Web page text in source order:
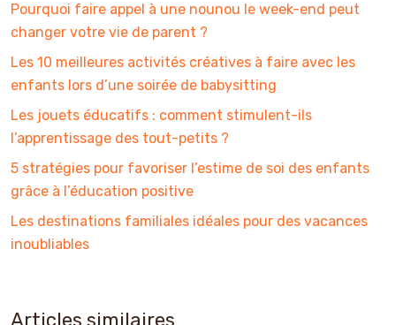
Pourquoi faire appel à une nounou le week-end peut
changer votre vie de parent ?
Les 10 meilleures activités créatives à faire avec les
enfants lors d’une soirée de babysitting
Les jouets éducatifs : comment stimulent-ils
l’apprentissage des tout-petits ?
5 stratégies pour favoriser l’estime de soi des enfants
grâce à l’éducation positive
Les destinations familiales idéales pour des vacances
inoubliables
Articles similaires